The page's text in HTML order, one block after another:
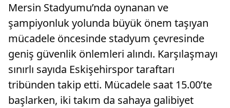
Mersin Stadyumu’nda oynanan ve
şampiyonluk yolunda büyük önem taşıyan
mücadele öncesinde stadyum çevresinde
geniş güvenlik önlemleri alındı. Karşılaşmayı
sınırlı sayıda Eskişehirspor taraftarı
tribünden takip etti. Mücadele saat 15.00’te
başlarken, iki takım da sahaya galibiyet